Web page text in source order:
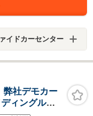
イドカーセンター
社デモカー
ィングルー
ワーシー